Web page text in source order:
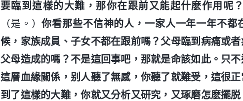
要臨到這樣的大難，那你在跟前又能起什麽作用呢
（是。）你看那些不信神的人，一家人一年一年不都
候，家族成員、子女不都在跟前嗎？父母臨到病痛或
父母造成的嗎？不是這回事吧，那就是命該如此。只
這層血緣關係，别人聽了無感，你聽了就難受，這很
到了這樣的大難，你就又分析又研究，又琢磨怎麽擺